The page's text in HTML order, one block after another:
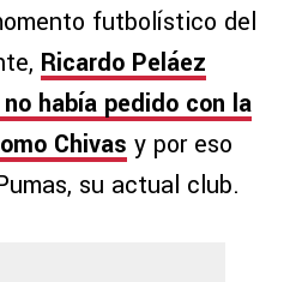
futbolístico del
Ricardo Peláez
había pedido con la
Chivas y por eso
su actual club.